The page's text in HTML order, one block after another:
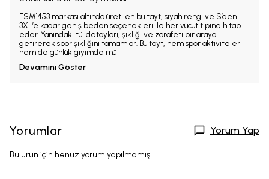
FSM1453 markası altında üretilen bu tayt, siyah rengi ve S’den
3XL’e kadar geniş beden seçenekleri ile her vücut tipine hitap
eder. Yanındaki tül detayları, şıklığı ve zarafeti bir araya
getirerek spor şıklığını tamamlar. Bu tayt, hem spor aktiviteleri
hem de günlük giyimde mü
Devamını Göster
Yorumlar Yorum Yap
Bu ürün için henüz yorum yapılmamış.